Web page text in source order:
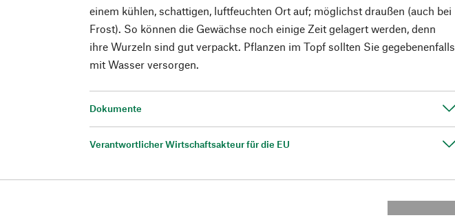
einem kühlen, schattigen, luftfeuchten Ort auf; möglichst draußen (auch bei
Frost). So können die Gewächse noch einige Zeit gelagert werden, denn
ihre Wurzeln sind gut verpackt. Pflanzen im Topf sollten Sie gegebenenfalls
mit Wasser versorgen.
Dokumente
Verantwortlicher Wirtschaftsakteur für die EU